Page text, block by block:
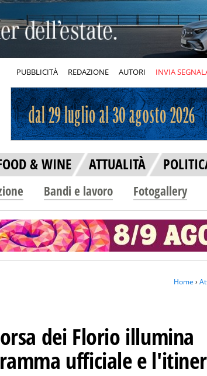
PUBBLICITÀ REDAZIONE AUTORI INVIA
& WINE ATTUALITÀ
Bandi e lavoro Fotogallery
Home›
dei Florio illumina
ufficiale e